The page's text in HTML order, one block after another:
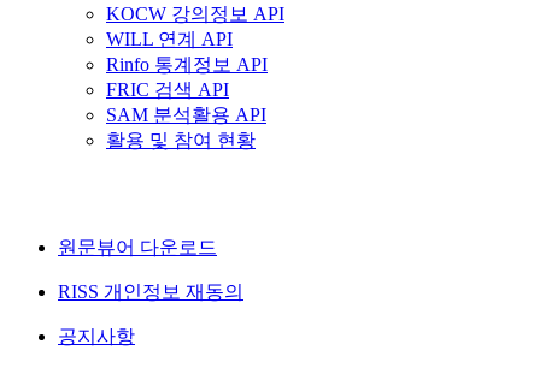
KOCW 강의정보 API
WILL 연계 API
Rinfo 통계정보 API
FRIC 검색 API
SAM 분석활용 API
활용 및 참여 현황
원문뷰어 다운로드
RISS 개인정보 재동의
공지사항